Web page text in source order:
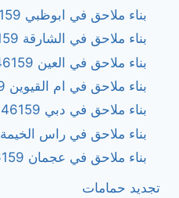
بناء ملاحق في ابوظبي 0507146159
بناء ملاحق في الشارقة 0507146159
بناء ملاحق في العين 0507146159
بناء ملاحق في ام القيوين 0507146159
بناء ملاحق في دبي 0507146159
بناء ملاحق في راس الخيمة 0507146159
بناء ملاحق في عجمان 0507146159
تجديد حمامات